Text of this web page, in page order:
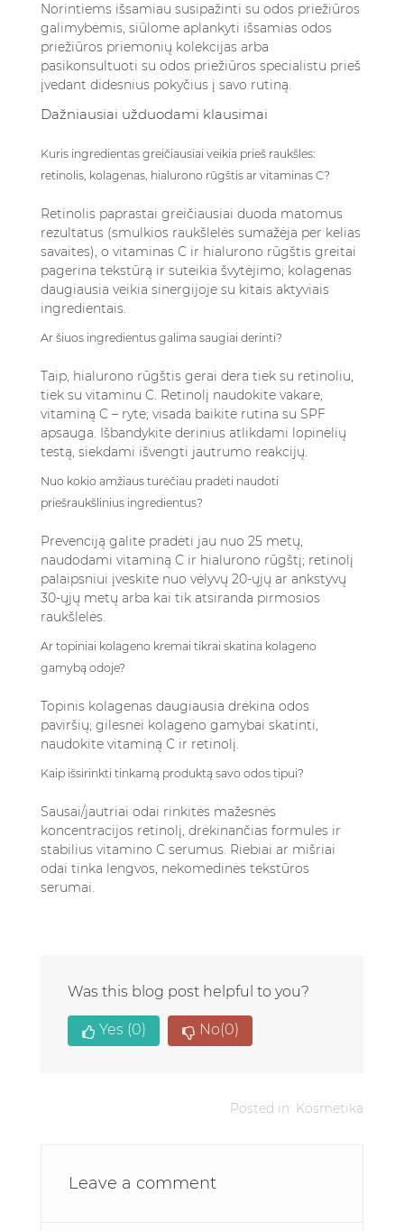
Norintiems išsamiau susipažinti su odos priežiūros
galimybėmis, siūlome aplankyti išsamias odos
priežiūros priemonių kolekcijas arba
pasikonsultuoti su odos priežiūros specialistu prieš
įvedant didesnius pokyčius į savo rutiną.
Dažniausiai užduodami klausimai
Kuris ingredientas greičiausiai veikia prieš raukšles:
retinolis, kolagenas, hialurono rūgštis ar vitaminas C?
Retinolis paprastai greičiausiai duoda matomus
rezultatus (smulkios raukšlelės sumažėja per kelias
savaites), o vitaminas C ir hialurono rūgštis greitai
pagerina tekstūrą ir suteikia švytėjimo; kolagenas
daugiausia veikia sinergijoje su kitais aktyviais
ingredientais.
Ar šiuos ingredientus galima saugiai derinti?
Taip, hialurono rūgštis gerai dera tiek su retinoliu,
tiek su vitaminu C. Retinolį naudokite vakare,
vitaminą C – ryte; visada baikite rutina su SPF
apsauga. Išbandykite derinius atlikdami lopinėlių
testą, siekdami išvengti jautrumo reakcijų.
Nuo kokio amžiaus turėčiau pradėti naudoti
priešraukšlinius ingredientus?
Prevenciją galite pradėti jau nuo 25 metų,
naudodami vitaminą C ir hialurono rūgštį; retinolį
palaipsniui įveskite nuo vėlyvų 20-ųjų ar ankstyvų
30-ųjų metų arba kai tik atsiranda pirmosios
raukšlelės.
Ar topiniai kolageno kremai tikrai skatina kolageno
gamybą odoje?
Topinis kolagenas daugiausia drėkina odos
paviršių; gilesnei kolageno gamybai skatinti,
naudokite vitaminą C ir retinolį.
Kaip išsirinkti tinkamą produktą savo odos tipui?
Sausai/jautriai odai rinkitės mažesnės
koncentracijos retinolį, drėkinančias formules ir
stabilius vitamino C serumus. Riebiai ar mišriai
odai tinka lengvos, nekomedinės tekstūros
serumai.
Was this blog post helpful to you?
Yes (0) No(0)
Posted in: Kosmetika
Leave a comment